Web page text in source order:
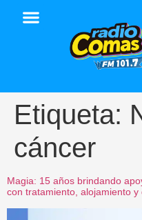
Etiqueta:
cáncer
Magia: 15 años brindando
con tratamiento, alojamiento y